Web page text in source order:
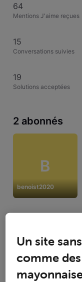
64
Mentions J'aime reçues
15
Conversations suivies
19
Solutions acceptées
2 abonnés
B
benoist2020
Un site
comme